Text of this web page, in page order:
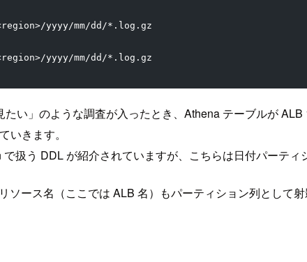
yyyy/mm/dd/*.log.gz
yyyy/mm/dd/*.log.gz
い」のような調査が入ったとき、Athena テーブルが
いきます。
扱う DDL が紹介されていますが、こちらは日付パーテ
ソース名（ここでは ALB 名）もパーティション列として